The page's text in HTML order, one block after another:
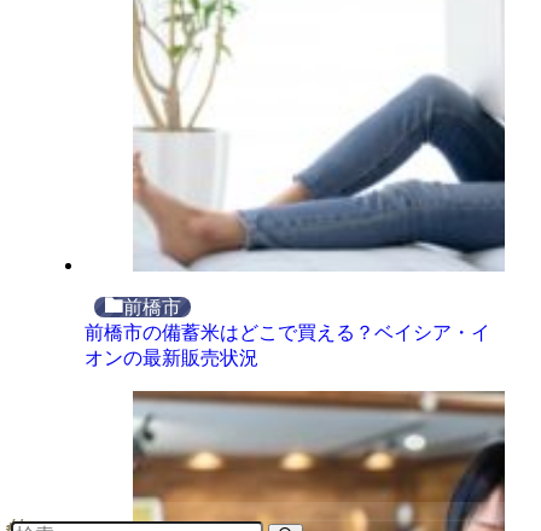
前橋市
前橋市の備蓄米はどこで買える？ベイシア・イ
オンの最新販売状況